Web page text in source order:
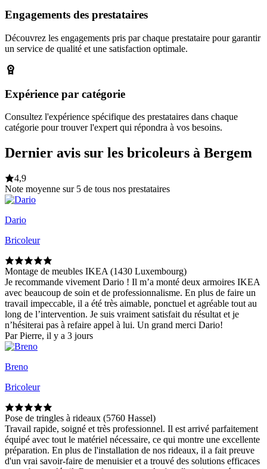
Engagements des prestataires
Découvrez les engagements pris par chaque prestataire pour garantir
un service de qualité et une satisfaction optimale.
Expérience par catégorie
Consultez l'expérience spécifique des prestataires dans chaque
catégorie pour trouver l'expert qui répondra à vos besoins.
Dernier avis sur les bricoleurs à Bergem
4,9
Note moyenne sur 5 de tous nos prestataires
Dario
Bricoleur
Montage de meubles IKEA (1430 Luxembourg)
Je recommande vivement Dario ! Il m’a monté deux armoires IKEA
avec beaucoup de soin et de professionnalisme. En plus de faire un
travail impeccable, il a été très aimable, ponctuel et agréable tout au
long de l’intervention. Je suis vraiment satisfait du résultat et je
n’hésiterai pas à refaire appel à lui. Un grand merci Dario!
Par Pierre, il y a 3 jours
Breno
Bricoleur
Pose de tringles à rideaux (5760 Hassel)
Travail rapide, soigné et très professionnel. Il est arrivé parfaitement
équipé avec tout le matériel nécessaire, ce qui montre une excellente
préparation. En plus de l'installation de nos rideaux, il a fait preuve
d'un vrai savoir-faire de menuisier et a trouvé des solutions efficaces